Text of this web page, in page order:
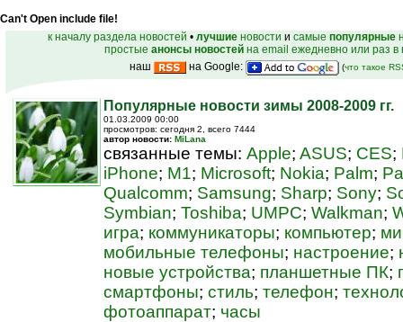
Can't Open include file!
к началу раздела новостей • лучшие новости и самые популярные
простые анонсы новостей на email ежедневно или раз
наш
на Google: (что такое
Популярные новости зимы 2008-2009 гг.
01.03.2009 00:00
просмотров: сегодня 2, всего 7444
автор новости: MiLana
связанные темы: Apple; ASUS; CES;
iPhone; M1; Microsoft; Nokia; Palm;
Qualcomm; Samsung; Sharp; Sony;
Symbian; Toshiba; UMPC; Walkman;
игра; коммуникаторы; компьютер;
мобильные телефоны; настроение;
новые устройства; планшетные ПК;
смартфоны; стиль; телефон;
фотоаппарат; часы